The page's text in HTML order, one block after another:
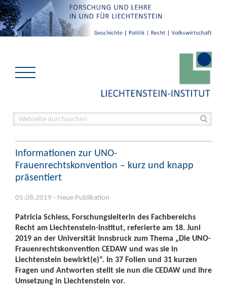
Informationen zur UNO-
Frauenrechtskonvention – kurz und knapp
präsentiert
05.08.2019 - Neue Publikation
Patricia Schiess, Forschungsleiterin des Fachbereichs
Recht am Liechtenstein-Institut, referierte am 18. Juni
2019 an der Universität Innsbruck zum Thema „Die UNO-
Frauenrechtskonvention CEDAW und was sie in
Liechtenstein bewirkt(e)“. In 37 Folien und 31 kurzen
Fragen und Antworten stellt sie nun die CEDAW und ihre
Umsetzung in Liechtenstein vor.